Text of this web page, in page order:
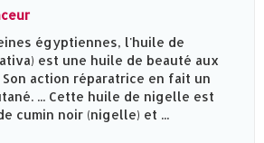
égyptiennes, l'huile de
est une huile de beauté aux
action réparatrice en fait un
... Cette huile de nigelle est
cumin noir (nigelle) et ...